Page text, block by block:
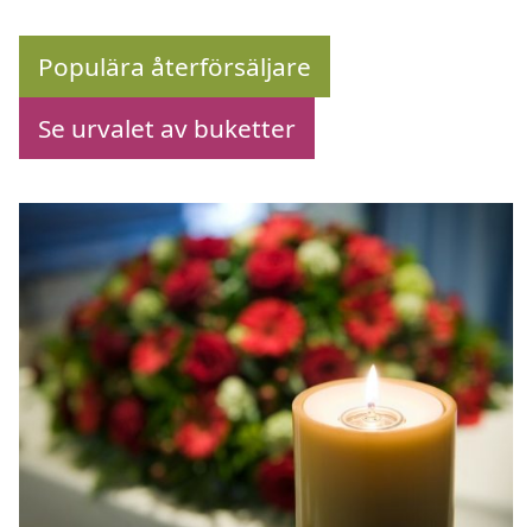
Populära återförsäljare
Se urvalet av buketter